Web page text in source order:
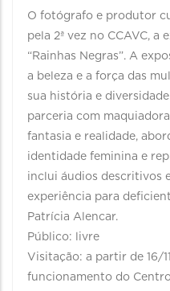
O fotógrafo e produtor
pela 2ª vez no CCAVC,
“Rainhas Negras”. A
a beleza e a força das
sua história e
parceria com
fantasia e realidade,
identidade feminina e
inclui áudios descritivos
experiência para
Patrícia Alencar.
Público: livre
Visitação: a partir de 16/
funcionamento do